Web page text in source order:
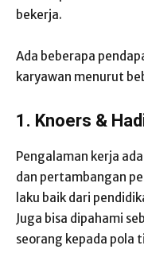
bekerja.
Ada beberapa
karyawan menurut
1. Knoers &
Pengalaman kerja
dan pertambangan
laku baik dari
Juga bisa dipahami
seorang kepada pola